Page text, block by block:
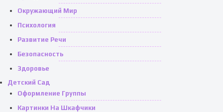
Окружающий Мир
Психология
Развитие Речи
Безопасность
Здоровье
Детский Сад
Оформление Группы
Картинки На Шкафчики